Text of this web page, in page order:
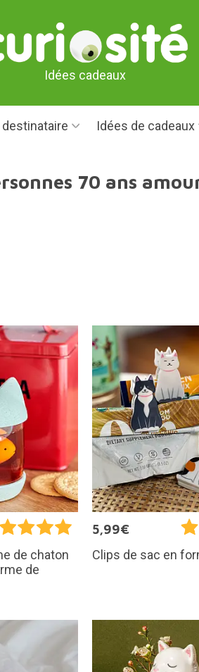
Idées cadeaux
destinataire Idées de cadeaux
70 ans
de chaton
de
5,99€
Clips de sac en